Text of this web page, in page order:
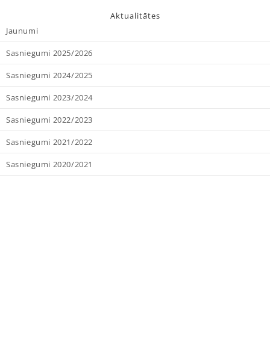
Aktualitātes
Jaunumi
Sasniegumi 2025/2026
Sasniegumi 2024/2025
Sasniegumi 2023/2024
Sasniegumi 2022/2023
Sasniegumi 2021/2022
Sasniegumi 2020/2021